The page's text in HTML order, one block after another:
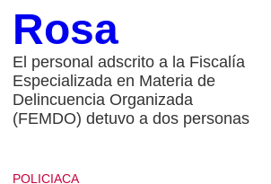
Rosa
El personal adscrito a la Fiscalía
Especializada en Materia de
Delincuencia Organizada
(FEMDO) detuvo a dos personas
POLICIACA